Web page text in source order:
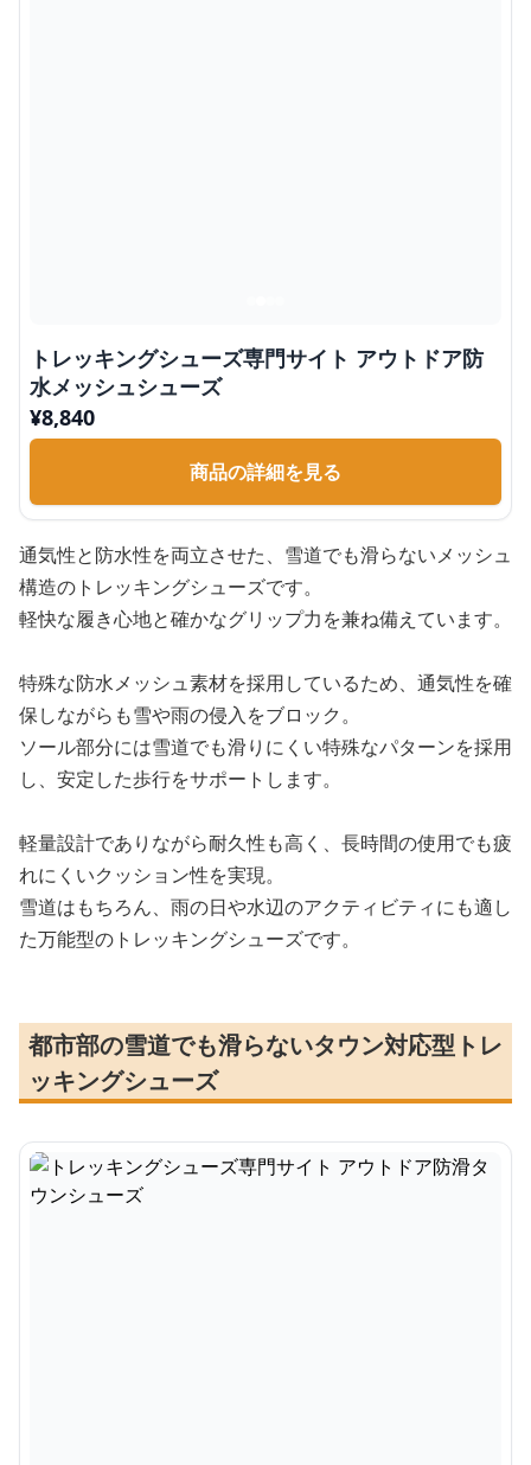
トレッキングシューズ専門サイト アウトドア防
水メッシュシューズ
¥8,840
商品の詳細を見る
通気性と防水性を両立させた、雪道でも滑らないメッシュ
構造のトレッキングシューズです。
軽快な履き心地と確かなグリップ力を兼ね備えています。
特殊な防水メッシュ素材を採用しているため、通気性を確
保しながらも雪や雨の侵入をブロック。
ソール部分には雪道でも滑りにくい特殊なパターンを採用
し、安定した歩行をサポートします。
軽量設計でありながら耐久性も高く、長時間の使用でも疲
れにくいクッション性を実現。
雪道はもちろん、雨の日や水辺のアクティビティにも適し
た万能型のトレッキングシューズです。
都市部の雪道でも滑らないタウン対応型トレ
ッキングシューズ